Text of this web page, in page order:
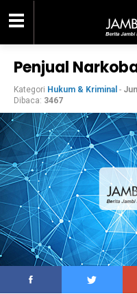
Penjual
Kategori Hukum & Kriminal -
Dibaca: 3467